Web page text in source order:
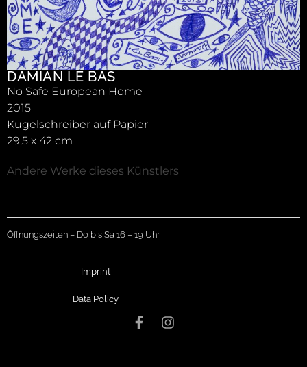
DAMIAN LE BAS
No Safe European Home
2015
Kugelschreiber auf Papier
29,5 x 42 cm
Andere Werke dieses Künstlers
Öffnungszeiten – Do bis Sa 16 – 19 Uhr
Imprint
Data Policy